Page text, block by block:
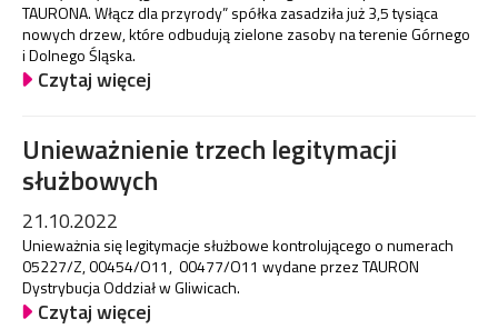
TAURONA. Włącz dla przyrody” spółka zasadziła już 3,5 tysiąca
nowych drzew, które odbudują zielone zasoby na terenie Górnego
i Dolnego Śląska.
Czytaj więcej
Unieważnienie trzech legitymacji
służbowych
21.10.2022
Unieważnia się legitymacje służbowe kontrolującego o numerach
05227/Z, 00454/O11, 00477/O11 wydane przez TAURON
Dystrybucja Oddział w Gliwicach.
Czytaj więcej